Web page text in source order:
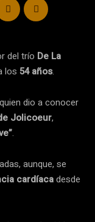
del trío De La
los 54 años.
dio a conocer
Jolicoeur,
.
aunque, se
cardíacadesde